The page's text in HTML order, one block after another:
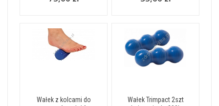
Wałek z kolcami do
Wałek Trimpact 2szt